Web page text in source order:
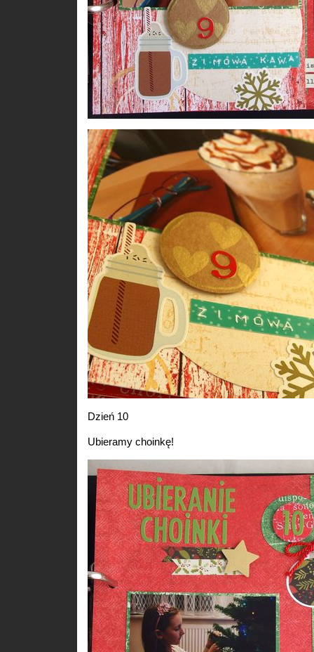
Dzień 10
Ubieramy choinkę!